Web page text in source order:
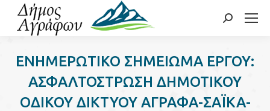
Search:
ΕΝΗΜΕΡΩΤΙΚΟ ΣΗΜΕΙΩΜΑ ΕΡΓΟΥ:
ΑΣΦΑΛΤΟΣΤΡΩΣΗ ΔΗΜΟΤΙΚΟΥ
ΟΔΙΚΟΥ ΔΙΚΤΥΟΥ ΑΓΡΑΦΑ-ΣΑΪΚΑ-